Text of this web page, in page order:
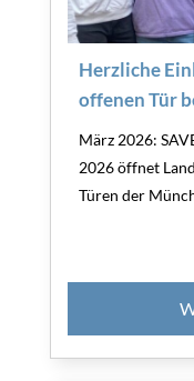
Herzliche
offenen Tür
März 2026:
2026 öffnet
Türen der